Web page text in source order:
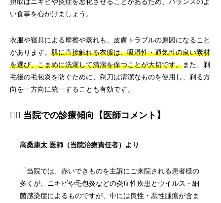
い食事を心がけましょう。
衣服や寝具による摩擦や蒸れも、皮膚トラブルの原因になること
があります。 肌に直接触れる衣服は、吸湿性・通気性の良い素材
を選び、こまめに洗濯して清潔を保つことが大切です。また、剃
毛後の毛包炎を防ぐために、剃刀は清潔なものを使用し、剃る方
向を一方向に統一することも有効です。
👨‍⚕️ 当院での診療傾向【医師コメント】
高桑康太 医師（当院治療責任者）より
「当院では、赤いできものを主訴にご来院される患者様の
多くが、ニキビや毛包炎などの炎症性疾患とウイルス・細
菌感染症によるものですが、中には良性・悪性腫瘍が含ま